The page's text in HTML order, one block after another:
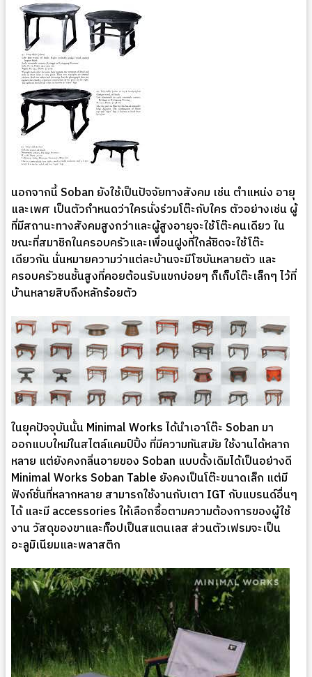
นอกจากนี้ Soban ยังใช้เป็นปัจจัยทางสังคม เช่น ตำแหน่ง อายุ
และเพศ เป็นตัวกำหนดว่าใครนั่งร่วมโต๊ะกับใคร ตัวอย่างเช่น ผู้
ที่มีสถานะทางสังคมสูงกว่าและผู้สูงอายุจะใช้โต๊ะคนเดียว ใน
ขณะที่สมาชิกในครอบครัวและเพื่อนฝูงที่ใกล้ชิดจะใช้โต๊ะ
เดียวกัน นั่นหมายความว่าแต่ละบ้านจะมีโซบันหลายตัว และ
ครอบครัวชนชั้นสูงที่คอยต้อนรับแขกบ่อยๆ ก็เก็บโต๊ะเล็กๆ ไว้ที่
บ้านหลายสิบถึงหลักร้อยตัว
ในยุคปัจจุบันนั้น Minimal Works ได้นำเอาโต๊ะ Soban มา
ออกแบบใหม่ในสไตล์แคมป์ปิ้ง ที่มีความทันสมัย ใช้งานได้หลาก
หลาย แต่ยังคงกลิ่นอายของ Soban แบบดั้งเดิมได้เป็นอย่างดี
Minimal Works Soban Table ยังคงเป็นโต๊ะขนาดเล็ก แต่มี
ฟังก์ชั่นที่หลากหลาย สามารถใช้งานกับเตา IGT กับแบรนด์อื่นๆ
ได้ และมี accessories ให้เลือกซื้อตามความต้องการของผู้ใช้
งาน วัสดุของขาและท็อปเป็นสแตนเลส ส่วนตัวเฟรมจะเป็น
อะลูมิเนียมและพลาสติก